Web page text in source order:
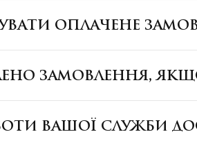
ОПЛАЧЕНЕ
ЗАМОВЛЕННЯ,
ВАШОЇ СЛУЖБИ